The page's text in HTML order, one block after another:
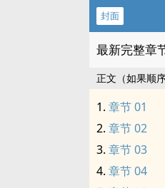
封面
最新完整章
正文（如果顺
章节 01
章节 02
章节 03
章节 04